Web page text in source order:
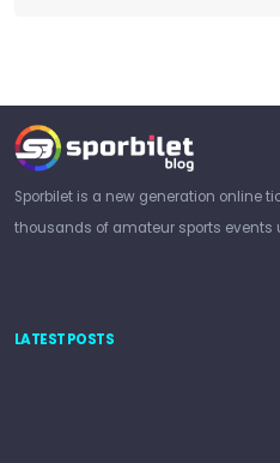
Sporbilet is a new generation online
thousands of amateur sports events
LATEST POSTS